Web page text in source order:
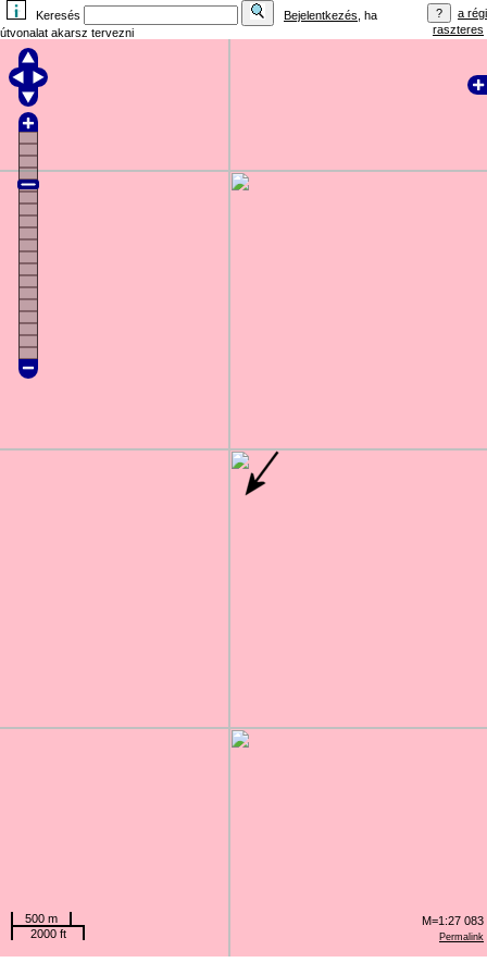
Keresés Bejelentkezés , ha
útvonalat akarsz tervezni
a régi
raszteres
Permalink
500 m
2000 ft
M=1:27 083